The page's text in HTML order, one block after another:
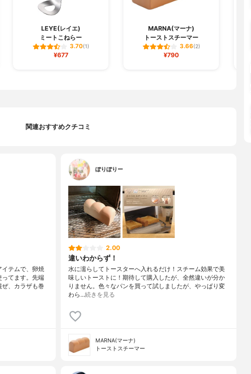
LEYE(レイエ)
ミートこねらー
3.70(1)
¥677
MARNA(マーナ)
トーストスチーマー
3.66(2)
¥790
関連おすすめクチコミ
イテムで、卵焼
ってます。先端
、カラザも巻
ぽりぽりー
2.00
違いわからず！
水に濡らしてトースターへ入れるだけ！スチーム効果で美
味しいトーストに！期待して購入したが、全然違いが分か
りません。色々なパンを買って試しましたが、やっぱり変
わら…続きを見る
MARNA(マーナ)
トーストスチーマー